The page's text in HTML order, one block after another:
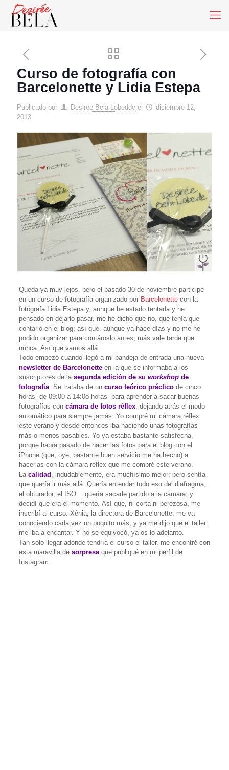
Curso de fotografía con
Barcelonette y Lidia Estepa
Publicado por Desirée Bela-Lobedde el
diciembre 12,
2013
Queda ya muy lejos, pero el pasado 30 de noviembre participé
en un curso de fotografía organizado por Barcelonettecon la
fotógrafa Lidia Estepa y, aunque he estado tentada y he
pensado en dejarlo pasar, me he dicho que no, que tenía que
contarlo en el blog; así que, aunque ya hace días y no me he
podido organizar para contároslo antes, más vale tarde que
nunca. Así que vamos allá.
Todo empezó cuando llegó a mi bandeja de entrada una nueva
newsletter de Barcelonetteen la que se informaba a los
suscriptores de la segunda edición de su workshopde
fotografía. Se trataba de un curso teórico prácticode cinco
horas -de 09:00 a 14:0o horas- para aprender a sacar buenas
fotografías concámara de fotos réflex, dejando atrás el modo
automático para siempre jamás. Yo compré mi cámara réflex
este verano y desde entonces iba haciendo unas fotografías
más o menos pasables. Yo ya estaba bastante satisfecha,
porque había pasado de hacer las fotos para el blog con el
iPhone (que, oye, bastante buen servicio me ha hecho) a
hacerlas con la cámara réflex que me compré este verano.
La calidad , indudablemente, era muchísimo mejor; pero sentía
que quería ir más allá. Quería entender todo eso del diafragma,
el obturador, el ISO… quería sacarle partido a la cámara, y
decidí que era el momento. Así que, ni corta ni perezosa, me
inscribí al curso. Xènia, la directora de Barcelonette, me va
conociendo cada vez un poquito más, y ya me dijo que el taller
me iba a encantar. Y no se equivocó, ya os lo adelanto.
Tan solo llegar adonde tendría el curso el taller, me encontré con
esta maravilla de sorpresa que publiqué en mi perfil de
Instagram.